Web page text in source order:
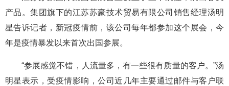
产品。集团旗下的江苏苏豪技术贸易有限公司销售经理汤明
星告诉记者，新冠疫情前，该公司每年都参加这个展会，今
年是疫情暴发以来首次出国参展。
“参展感觉不错，人流量多，有一些很有质量的客户。”汤
明星表示，受疫情影响，公司近几年主要通过邮件与客户联